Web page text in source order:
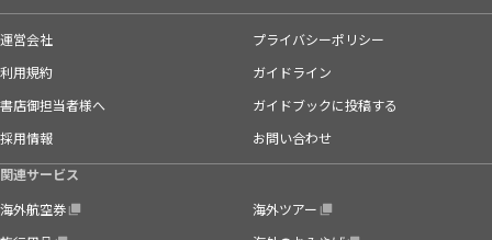
運営会社
プライバシーポリシー
利用規約
ガイドライン
書店御担当者様へ
ガイドブックに投稿する
採用情報
お問い合わせ
関連サービス
海外航空券
海外ツアー